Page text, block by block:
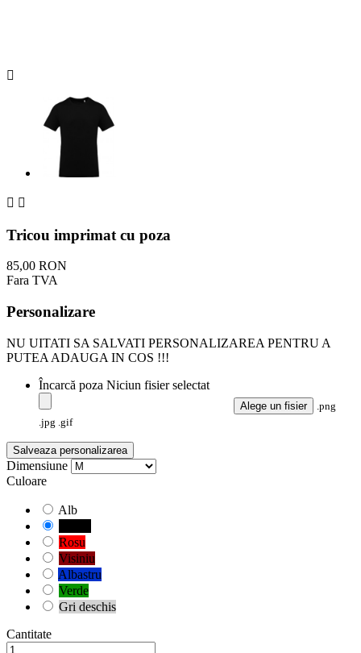

 
Tricou imprimat cu poza
85,00 RON
Fara TVA
Personalizare
NU UITATI SA SALVATI PERSONALIZAREA PENTRU A
PUTEA ADAUGA IN COS !!!
Încarcă poza Niciun fisier selectat
Alege un fisier
.png
.jpg .gif
Salveaza personalizarea
Dimensiune
Culoare
Alb
Rosu
Visiniu
Albastru
Verde
Gri deschis
Cantitate